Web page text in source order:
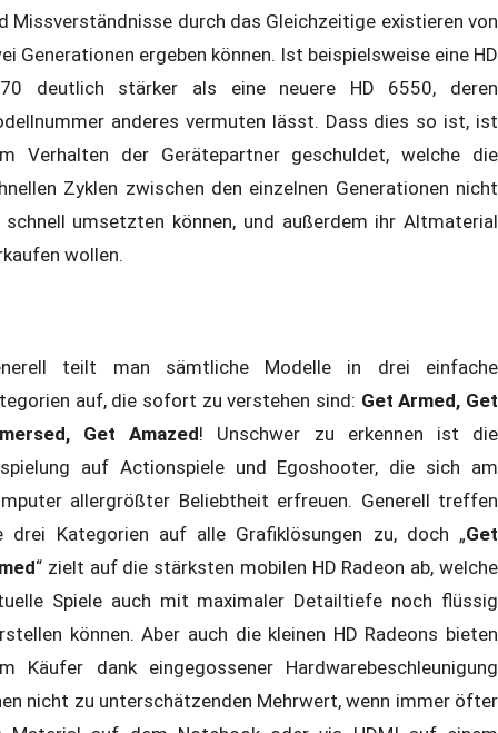
Missverständnisse durch das Gleichzeitige existieren von
Generationen ergeben können. Ist beispielsweise eine HD
deutlich stärker als eine neuere HD 6550, deren
anderes vermuten lässt. Dass dies so ist, ist
Verhalten der Gerätepartner geschuldet, welche die
Zyklen zwischen den einzelnen Generationen nicht
schnell umsetzten können, und außerdem ihr Altmaterial
wollen.
teilt man sämtliche Modelle in drei einfache
auf, die sofort zu verstehen sind: Get Armed, Get
Get Amazed! Unschwer zu erkennen ist die
auf Actionspiele und Egoshooter, die sich am
allergrößter Beliebtheit erfreuen. Generell treffen
drei Kategorien auf alle Grafiklösungen zu, doch „Get
“ zielt auf die stärksten mobilen HD Radeon ab, welche
Spiele auch mit maximaler Detailtiefe noch flüssig
können. Aber auch die kleinen HD Radeons bieten
Käufer dank eingegossener Hardwarebeschleunigung
nicht zu unterschätzenden Mehrwert, wenn immer öfter